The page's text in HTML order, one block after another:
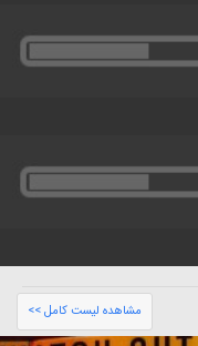
مشاهده لیست کامل >>